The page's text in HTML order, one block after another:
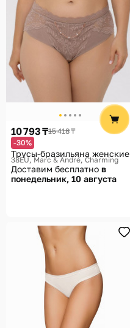
10 793 ₸15 418 ₸
-30%
Трусы-бразильяна женские
38EU Marc & André, Charming
Доставим бесплатно в
понедельник, 10 августа